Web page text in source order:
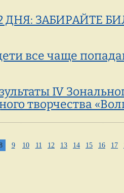
ДНЯ: ЗАБИРАЙТЕ
все чаще
IV
творчества
9 10 11 12 13 14 15 16 17